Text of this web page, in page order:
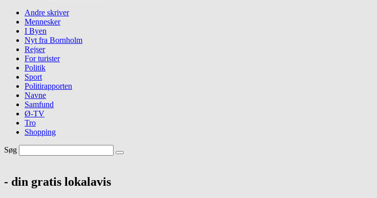
Andre skriver
Mennesker
I Byen
Nyt fra Bornholm
Rejser
For turister
Politik
Sport
Politirapporten
Navne
Samfund
Ø-TV
Tro
Shopping
Søg
- din gratis lokalavis